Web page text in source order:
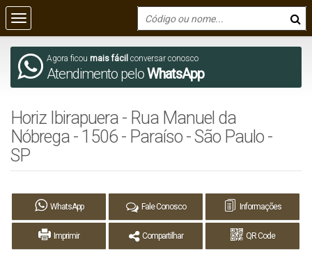
Agora ficou mais fácil conversar conosco
Atendimento peloWhatsApp
Horiz Ibirapuera - Rua Manuel da
Nóbrega - 1506 - Paraíso - São Paulo -
SP
WhatsApp Fale Conosco Informações
Imprimir Compartilhar QR Code